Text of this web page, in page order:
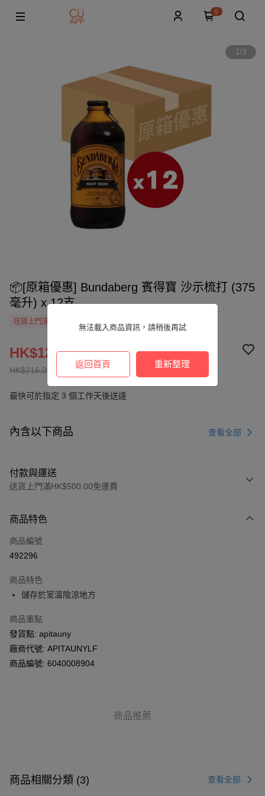
無法載入商品資訊，請稍後再試
返回首頁 重新整理
0
1/3
📦[原箱優惠] Bundaberg 賓得寶 沙示梳打 (375
毫升) x 12支
送貨上門滿HK$500.00免運費
HK$216.00
HK$120.00
最快可於指定 3 個工作天後送達
內含以下商品 查看全部
付款與運送
送貨上門滿HK$500.00免運費
信用卡
AlipayHK
WeChat Pay
送貨方式
送貨上門 (不支援順豐自取點及智能櫃)
商品特色
商品編號
492296
商品特色
儲存於室溫陰涼地方
商品重點
發貨點: apitauny
廠商代號: APITAUNYLF
商品編號: 6040008904
商品推薦
商品相關分類 (3) 查看全部